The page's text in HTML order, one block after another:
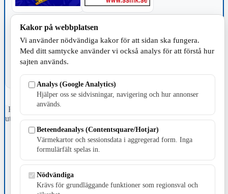
TILLVERKNING
Fristående webbtidningsföretag grundat 1991 som sedan 2002 ger
ut tidningen Skillingaryd.nu och 2010 lanserades Värnamo.nu. Från
april 2026 omfattar Skillingaryd.nu tre kommuner: Gnosjö,
Värnamo och Vaggeryds kommun.
Kontakta oss
E-post: redaktionen@skillingaryd.nu
Postadress: Gisslaköp 1, 568 92 Skillingaryd
Kakinställningar
Kakor på webbplatsen
Vi använder nödvändiga kakor för att sidan ska fungera.
Med ditt samtycke använder vi också analys för att förstå hur
sajten används.
Analys (Google Analytics)
Hjälper oss se sidvisningar, navigering och hur annonser
används.
Beteendeanalys (Contentsquare/Hotjar)
Värmekartor och sessionsdata i aggregerad form. Inga
formulärfält spelas in.
Nödvändiga
Krävs för grundläggande funktioner som regionsval och